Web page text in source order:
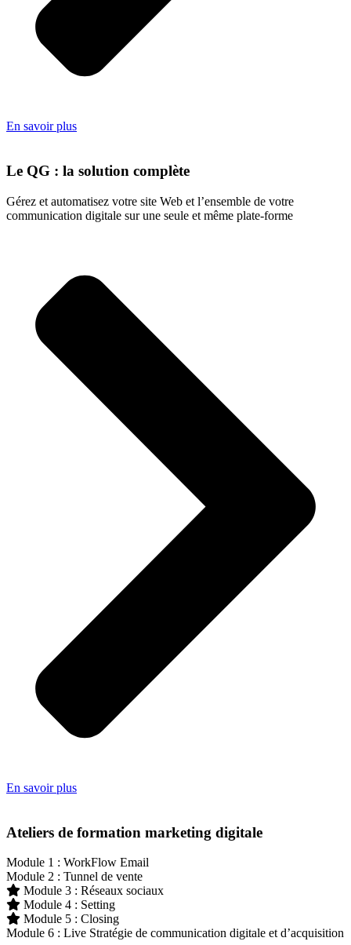
En savoir plus
Le QG : la solution complète
Gérez et automatisez votre site Web et l’ensemble de votre
communication digitale sur une seule et même plate-forme
En savoir plus
Ateliers de formation marketing digitale
Module 1 : WorkFlow Email
Module 2 : Tunnel de vente
Module 3 : Réseaux sociaux
Module 4 : Setting
Module 5 : Closing
Module 6 : Live Stratégie de communication digitale et d’acquisition